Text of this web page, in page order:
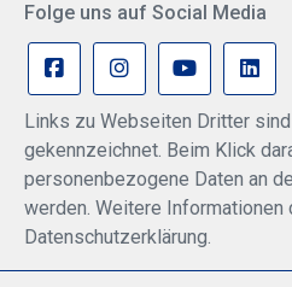
Folge uns auf Social Media
Links zu Webseiten Dritter
gekennzeichnet. Beim Klick
personenbezogene Daten an
werden. Weitere
Datenschutzerklärung.